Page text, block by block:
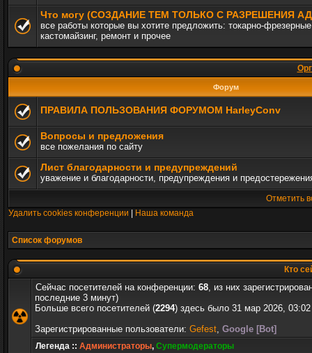
Что могу (СОЗДАНИЕ ТЕМ ТОЛЬКО С РАЗРЕШЕНИЯ
все работы которые вы хотите предложить: токарно-
кастомайзинг, ремонт и прочее
Форум
ПРАВИЛА ПОЛЬЗОВАНИЯ ФОРУМОМ HarleyConv
Вопросы и предложения
все пожелания по сайту
Лист благодарности и предупреждений
уважение и благодарности, предупреждения и
Отметить
Удалить cookies конференции
Наша команда
Список форумов
Кто
Сейчас посетителей на конференции: 68, из них
последние 3 минут)
Больше всего посетителей (2294) здесь было 31 мар 2026, 03:02
Зарегистрированные пользователи: Gefest, Google [Bot]
Легенда :: Администраторы, Супермодераторы